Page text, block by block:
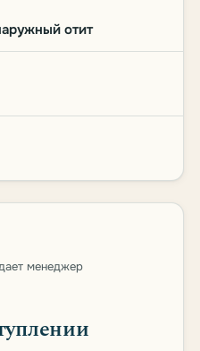
отит
менеджер